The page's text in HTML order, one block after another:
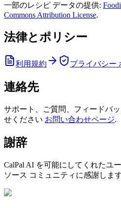
一部のレシピ データの提供:
Commons Attribution License.
法律とポリシー
利用規約 プライバシー
連絡先
サポート、ご質問、フィードバ
せください お問い合わせページ.
謝辞
CalPal AI を可能にしてくれたユ
ソース コミュニティに感謝します